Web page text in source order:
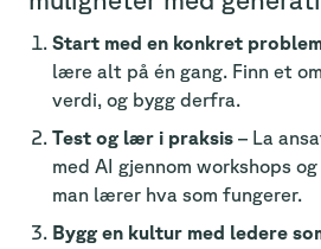
Start med en konkret
lære alt på én gang. Finn et
verdi, og bygg derfra.
Test og lær i praksis – La
med AI gjennom workshops
man lærer hva som fungerer.
Bygg en kultur med ledere